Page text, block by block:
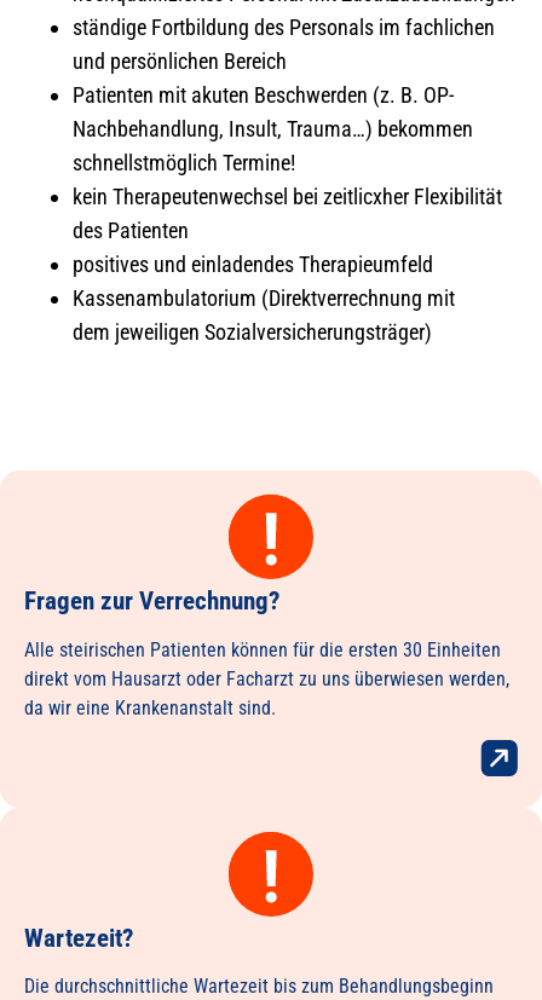
ständige Fortbildung des Personals im fachlichen
und persönlichen Bereich
Patienten mit akuten Beschwerden (z. B. OP-
Nachbehandlung, Insult, Trauma…) bekommen
schnellstmöglich Termine!
kein Therapeutenwechsel bei zeitlicxher Flexibilität
des Patienten
positives und einladendes Therapieumfeld
Kassenambulatorium (Direktverrechnung mit
dem jeweiligen Sozialversicherungsträger)
Fragen zur Verrechnung?
Alle steirischen Patienten können für die ersten 30 Einheiten
direkt vom Hausarzt oder Facharzt zu uns überwiesen werden,
da wir eine Krankenanstalt sind.
Wartezeit?
Die durchschnittliche Wartezeit bis zum Behandlungsbeginn